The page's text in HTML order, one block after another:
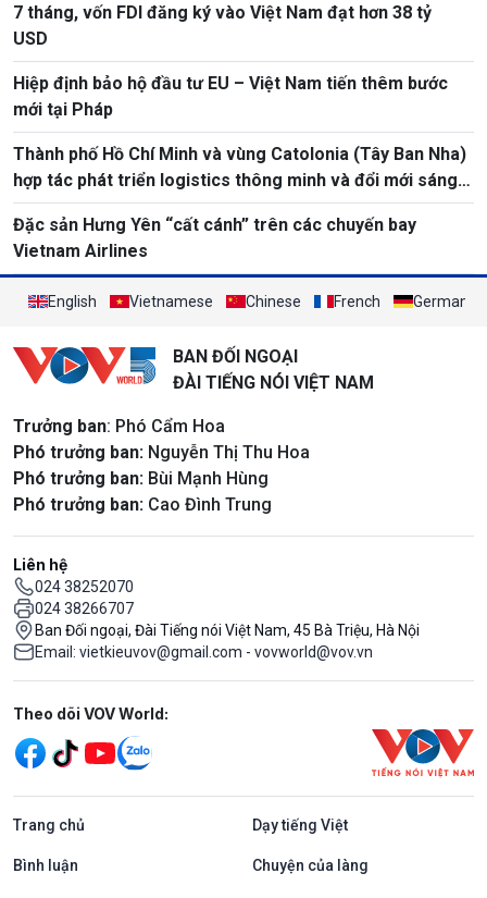
7 tháng, vốn FDI đăng ký vào Việt Nam đạt hơn 38 tỷ
USD
Hiệp định bảo hộ đầu tư EU – Việt Nam tiến thêm bước
mới tại Pháp
Thành phố Hồ Chí Minh và vùng Catolonia (Tây Ban Nha)
hợp tác phát triển logistics thông minh và đổi mới sáng
tạo
Đặc sản Hưng Yên “cất cánh” trên các chuyến bay
Vietnam Airlines
English Vietnamese Chinese French German
BAN ĐỐI NGOẠI
ĐÀI TIẾNG NÓI VIỆT NAM
Trưởng ban: Phó Cẩm Hoa
Phó trưởng ban: Nguyễn Thị Thu Hoa
Phó trưởng ban: Bùi Mạnh Hùng
Phó trưởng ban: Cao Đình Trung
Liên hệ
024 38252070
024 38266707
Ban Đối ngoại, Đài Tiếng nói Việt Nam, 45 Bà Triệu, Hà Nội
Email: vietkieuvov@gmail.com - vovworld@vov.vn
Mạng xã hội
Theo dõi VOV World:
Trang chủ Dạy tiếng Việt
Bình luận Chuyện của làng